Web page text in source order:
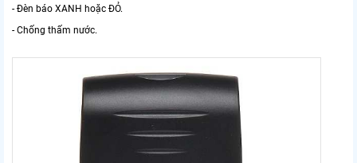
- Đèn báo XANH hoặc ĐỎ.
- Chống thấm nước.